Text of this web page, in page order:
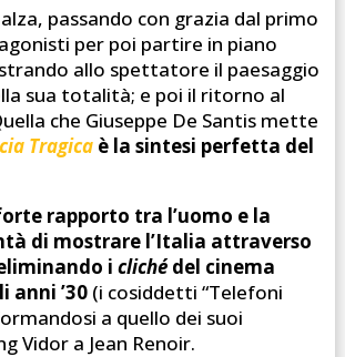
passando con grazia dal primo
per poi partire in piano
allo spettatore il paesaggio
sua totalità; e poi il ritorno al
che Giuseppe De Santis mette
Tragicaè la sintesi perfetta del
rapporto tra l’uomo e la
di mostrare l’Italia attraverso
i clichédel cinema
anni ’30(i cosiddetti “Telefoni
a quello dei suoi
Vidor a Jean Renoir.